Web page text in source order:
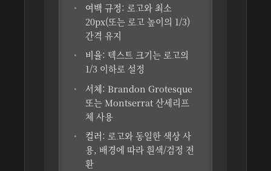
여백 규정: 로고와 최소
20px(또는 로고 높이의 1/3)
간격 유지
비율: 텍스트 크기는 로고의
1/3 이하로 설정
서체: Brandon Grotesque
또는 Montserrat 산세리프
체 사용
컬러: 로고와 동일한 색상 사
용, 배경에 따라 흰색/검정 전
환